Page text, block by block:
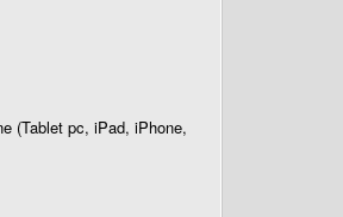
(Tablet pc, iPad, iPhone,